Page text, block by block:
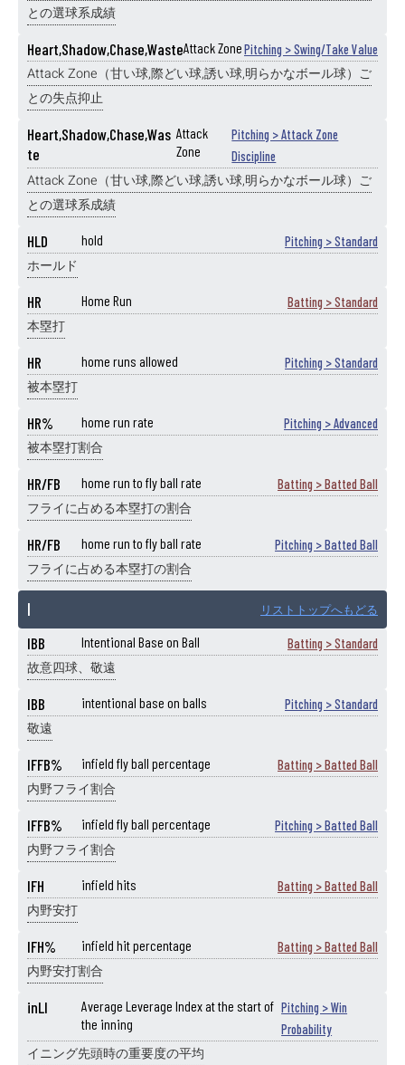
との選球系成績
Heart,Shadow,Chase,WasteAttack ZonePitching > Swing/Take Value
Attack Zone（甘い球,際どい球,誘い球,明らかなボール球）ご
との失点抑止
Heart,Shadow,Chase,Was
te
Attack
Zone
Pitching > Attack Zone
Discipline
Attack Zone（甘い球,際どい球,誘い球,明らかなボール球）ご
との選球系成績
HLD hold Pitching > Standard
ホールド
HR Home Run Batting > Standard
本塁打
HR home runs allowed Pitching > Standard
被本塁打
HR% home run rate Pitching > Advanced
被本塁打割合
HR/FB home run to fly ball rate Batting > Batted Ball
フライに占める本塁打の割合
HR/FB home run to fly ball rate Pitching > Batted Ball
フライに占める本塁打の割合
I リストトップへもどる
IBB Intentional Base on Ball Batting > Standard
故意四球、敬遠
IBB intentional base on balls Pitching > Standard
敬遠
IFFB% infield fly ball percentage Batting > Batted Ball
内野フライ割合
IFFB% infield fly ball percentage Pitching > Batted Ball
内野フライ割合
IFH infield hits Batting > Batted Ball
内野安打
IFH% infield hit percentage Batting > Batted Ball
内野安打割合
inLI
Average Leverage Index at the start of
the inning
Pitching > Win
Probability
イニング先頭時の重要度の平均